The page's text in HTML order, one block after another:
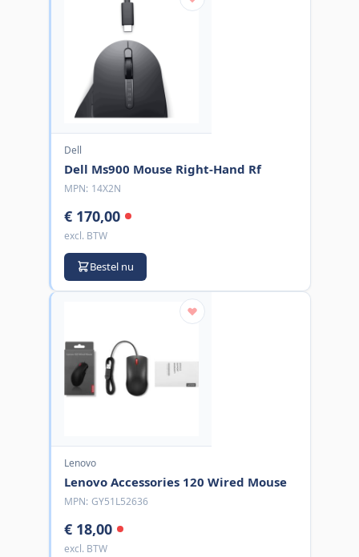
Dell
Dell Ms900 Mouse Right-Hand Rf
MPN: 14X2N
€ 170,00
excl. BTW
Bestel nu
Lenovo
Lenovo Accessories 120 Wired Mouse
MPN: GY51L52636
€ 18,00
excl. BTW